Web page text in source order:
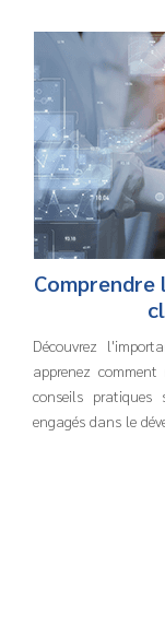
Comprendre
Découvrez
apprenez
conseils
engagés dans le